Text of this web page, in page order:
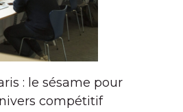
: le sésame pour
compétitif